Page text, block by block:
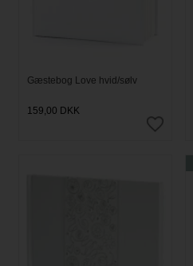
Gæstebog Love hvid/sølv
159,00 DKK